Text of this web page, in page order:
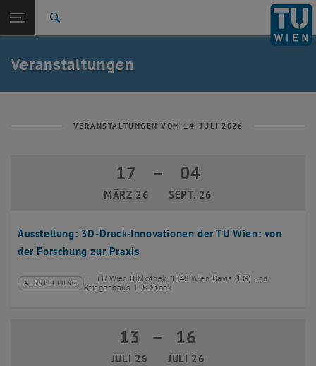
TU Login
Quicklinks
Quicklinks-Menü umschalten
Studium
Karriere
Zurück: Subseiten von Aktuelles auflisten
Aktuelles
Veranstaltungen
VERANSTALTUNGEN VOM 14. JULI 2026
Ausstellung: 3D-Druck-Innovationen der TU Wien: von
der Forschung zur Praxis
17
MÄRZ 26
17 März 2026 bis 04 September 2026
– 04
SEPT. 26
Veranstaltungstyp:
AUSSTELLUNG
Veranstaltungsort:
TU Wien Bibliothek, 1040 Wien Davis (EG) und
Stiegenhaus 1.-5.Stock
13
JULI 26
13 Juli 2026 bis 16 Juli 2026
– 16
JULI 26